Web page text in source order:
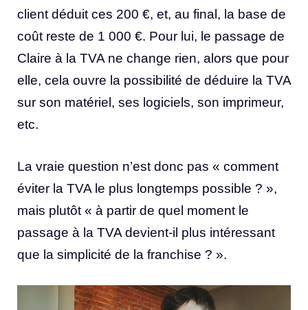
client déduit ces 200 €, et, au final, la base de
coût reste de 1 000 €. Pour lui, le passage de
Claire à la TVA ne change rien, alors que pour
elle, cela ouvre la possibilité de déduire la TVA
sur son matériel, ses logiciels, son imprimeur,
etc.
La vraie question n’est donc pas « comment
éviter la TVA le plus longtemps possible ? »,
mais plutôt « à partir de quel moment le
passage à la TVA devient-il plus intéressant
que la simplicité de la franchise ? ».